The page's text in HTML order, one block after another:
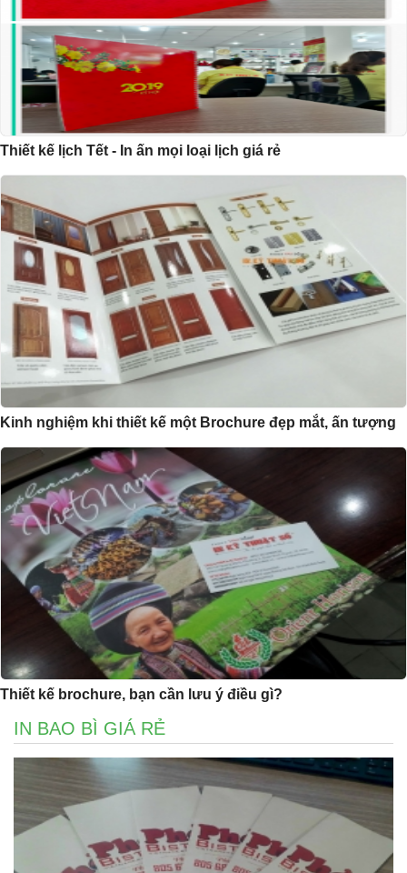
Thiết kế lịch Tết - In ấn mọi loại lịch giá rẻ
Kinh nghiệm khi thiết kế một Brochure đẹp mắt, ấn tượng
Thiết kế brochure, bạn cần lưu ý điều gì?
IN BAO BÌ GIÁ RẺ